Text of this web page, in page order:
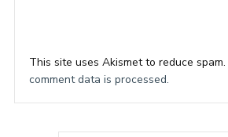
This site uses Akismet to reduce spam.
comment data is processed.